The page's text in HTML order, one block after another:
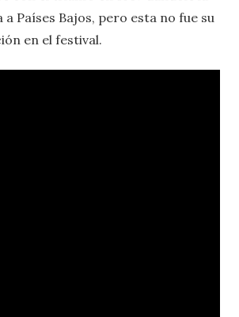
Países Bajos, pero esta no fue su
en el festival.